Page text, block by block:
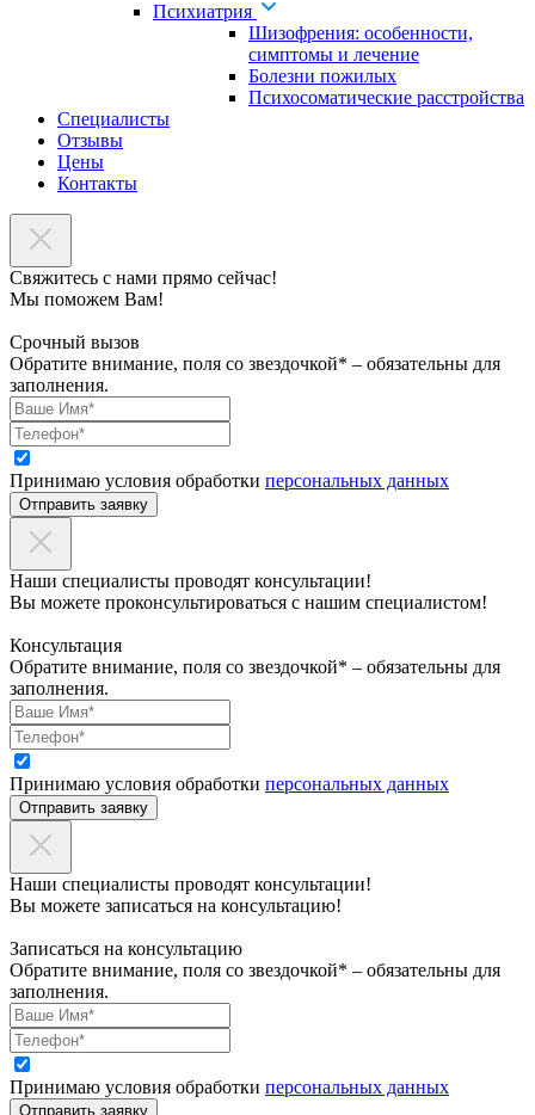
Психиатрия
Шизофрения: особенности,
симптомы и лечение
Болезни пожилых
Психосоматические расстройства
Специалисты
Отзывы
Цены
Контакты
Свяжитесь с нами прямо сейчас!
Мы поможем Вам!
Срочный вызов
Обратите внимание, поля со звездочкой* – обязательны для
заполнения.
Принимаю условия обработки персональных данных
Отправить заявку
Наши специалисты проводят консультации!
Вы можете проконсультироваться с нашим специалистом!
Консультация
Обратите внимание, поля со звездочкой* – обязательны для
заполнения.
Принимаю условия обработки персональных данных
Отправить заявку
Наши специалисты проводят консультации!
Вы можете записаться на консультацию!
Записаться на консультацию
Обратите внимание, поля со звездочкой* – обязательны для
заполнения.
Принимаю условия обработки персональных данных
Отправить заявку